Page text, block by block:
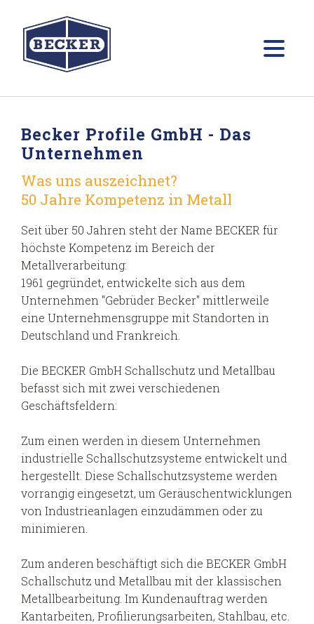
Becker Profile GmbH - Das
Unternehmen
Was uns auszeichnet?
50 Jahre Kompetenz in Metall
Seit über 50 Jahren steht der Name BECKER für
höchste Kompetenz im Bereich der
Metallverarbeitung:
1961 gegründet, entwickelte sich aus dem
Unternehmen "Gebrüder Becker" mittlerweile
eine Unternehmensgruppe mit Standorten in
Deutschland und Frankreich.
Die BECKER GmbH Schallschutz und Metallbau
befasst sich mit zwei verschiedenen
Geschäftsfeldern:
Zum einen werden in diesem Unternehmen
industrielle Schallschutzsysteme entwickelt und
hergestellt. Diese Schallschutzsysteme werden
vorrangig eingesetzt, um Geräuschentwicklungen
von Industrieanlagen einzudämmen oder zu
minimieren.
Zum anderen beschäftigt sich die BECKER GmbH
Schallschutz und Metallbau mit der klassischen
Metallbearbeitung. Im Kundenauftrag werden
Kantarbeiten, Profilierungsarbeiten, Stahlbau, etc.